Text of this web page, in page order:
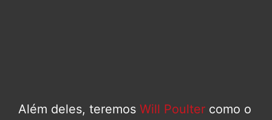
Além deles, teremos Will Poulter como o